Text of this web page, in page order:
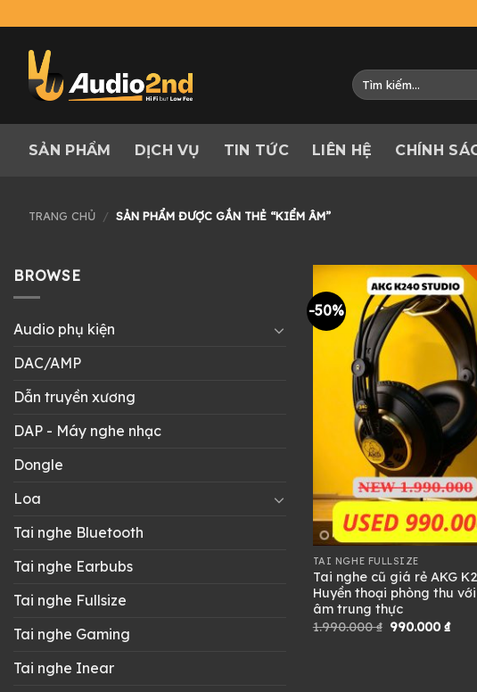
to
content
Tìm
kiếm:
SẢN PHẨM DỊCH VỤ TIN TỨC LIÊN HỆ CHÍNH
TRANG CHỦ / SẢN PHẨM ĐƯỢC GẮN THẺ “KIỂM ÂM”
BROWSE
Audio phụ kiện
DAC/AMP
Dẫn truyền xương
DAP - Máy nghe nhạc
Dongle
Loa
Tai nghe Bluetooth
Tai nghe Earbubs
Tai nghe Fullsize
Tai nghe Gaming
Tai nghe Inear
-50%
TAI NGHE FULLSIZE
Tai nghe cũ giá rẻ AKG
Huyền thoại phòng thu
âm trung thực
1.990.000₫ Giá
990.000₫Giá